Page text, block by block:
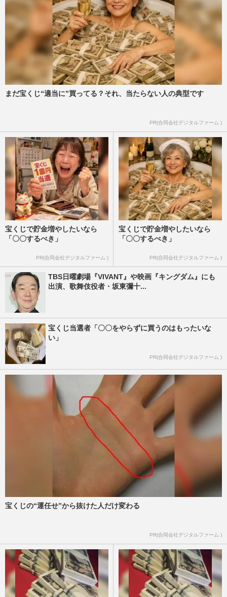
まだ宝くじ“適当に”買ってる？それ、当たらない人の典型です
PR(合同会社デジタルファーム )
宝くじで貯金増やしたいなら
「〇〇するべき」
PR(合同会社デジタルファーム )
宝くじで貯金増やしたいなら
「〇〇するべき」
PR(合同会社デジタルファーム )
TBS日曜劇場『VIVANT』や映画『キングダム』にも
出演、歌舞伎役者・坂東彌十...
宝くじ当選者「〇〇をやらずに買うのはもったいな
い」
PR(合同会社デジタルファーム )
宝くじの“運任せ”から抜けた人だけ変わる
PR(合同会社デジタルファーム )